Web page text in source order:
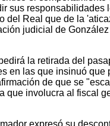
sus responsabilidades
del Real que de la
judicial de
la retirada del
en las que insinuó que
de que se
que involucra al fiscal
expresó su